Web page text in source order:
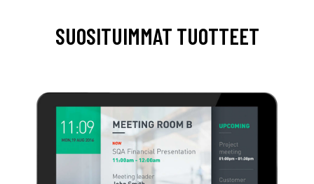
SUOSITUIMMAT TUOTTEET